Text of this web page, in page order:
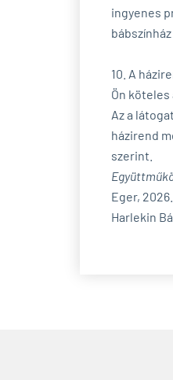
ingyenes
10. A
Ön
Az a
házirend
szerint.
Eger, 2026.
Harlekin